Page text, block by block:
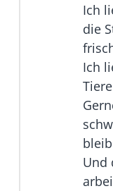
Ich
die
Ich
Und